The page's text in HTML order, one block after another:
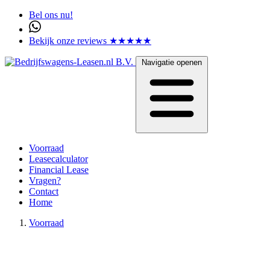
Bel ons nu!
Bekijk onze reviews ★★★★★
Navigatie openen
Voorraad
Leasecalculator
Financial Lease
Vragen?
Contact
Home
Voorraad